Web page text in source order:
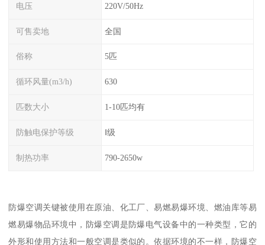
电压 220V/50Hz
可售卖地 全国
俗称 5匹
循环风量(m3/h) 630
匹数大小 1-10匹均有
防触电保护等级 Ⅰ级
制热功率 790-2650w
防爆空调关键被使用在原油、化工厂、易燃易爆环境、燃油库等易
燃易爆物品环境中，防爆空调是防爆电气设备中的一种类型，它的
外形和使用方法和一般空调是类似的。依据环境的不一样，防爆空